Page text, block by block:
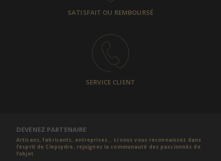
SATISFAIT OU REMBOURSÉ
SERVICE CLIENT
DEVENEZ PARTENAIRE
Artisans, fabricants, entreprises... si vous vous reconnaissez dans
l’esprit de Clepsydre, rejoignez la communauté des passionnés de
l’objet.